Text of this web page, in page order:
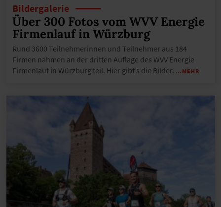
Bildergalerie
Über 300 Fotos vom WVV Energie
Firmenlauf in Würzburg
Rund 3600 Teilnehmerinnen und Teilnehmer aus 184
Firmen nahmen an der dritten Auflage des WVV Energie
Firmenlauf in Würzburg teil. Hier gibt’s die Bilder. …MEHR